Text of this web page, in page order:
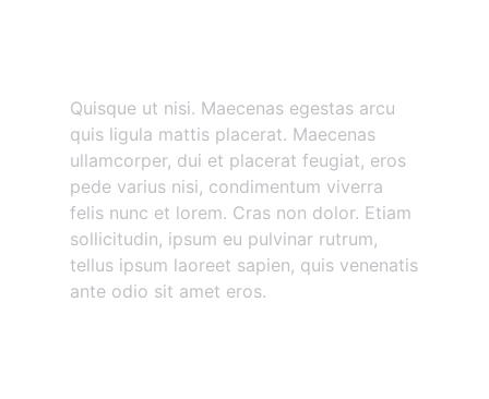
Quisque ut nisi. Maecenas egestas arcu
quis ligula mattis placerat. Maecenas
ullamcorper, dui et placerat feugiat, eros
pede varius nisi, condimentum viverra
felis nunc et lorem. Cras non dolor. Etiam
sollicitudin, ipsum eu pulvinar rutrum,
tellus ipsum laoreet sapien, quis venenatis
ante odio sit amet eros.